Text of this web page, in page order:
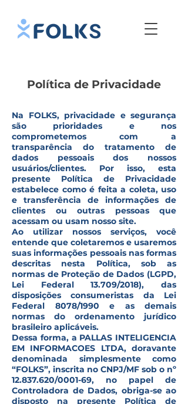
Política de Privacidade
Na FOLKS, privacidade e segurança
são prioridades e nos
comprometemos com a
transparência do tratamento de
dados pessoais dos nossos
usuários/clientes. Por isso, esta
presente Política de Privacidade
estabelece como é feita a coleta, uso
e transferência de informações de
clientes ou outras pessoas que
acessam ou usam nosso site.
Ao utilizar nossos serviços, você
entende que coletaremos e usaremos
suas informações pessoais nas formas
descritas nesta Política, sob as
normas de Proteção de Dados (LGPD,
Lei Federal 13.709/2018), das
disposições consumeristas da Lei
Federal 8078/1990 e as demais
normas do ordenamento jurídico
brasileiro aplicáveis.
Dessa forma, a PALLAS INTELIGENCIA
EM INFORMACOES LTDA, doravante
denominada simplesmente como
“FOLKS”, inscrita no CNPJ/MF sob o nº
12.837.620/0001-69, no papel de
Controladora de Dados, obriga-se ao
disposto na presente Política de